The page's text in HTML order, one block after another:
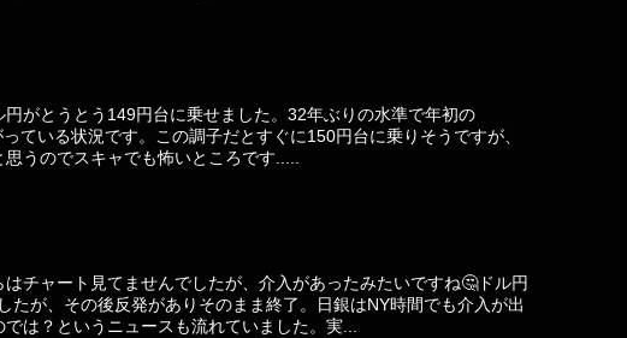
がとうとう149円台に乗せました。32年ぶりの水準で年初の
ている状況です。この調子だとすぐに150円台に乗りそうですが、
うのでスキャでも怖いところです.....
チャート見てませんでしたが、介入があったみたいですね🤔ドル円
たが、その後反発がありそのまま終了。日銀はNY時間でも介入が出
は？というニュースも流れていました。実...